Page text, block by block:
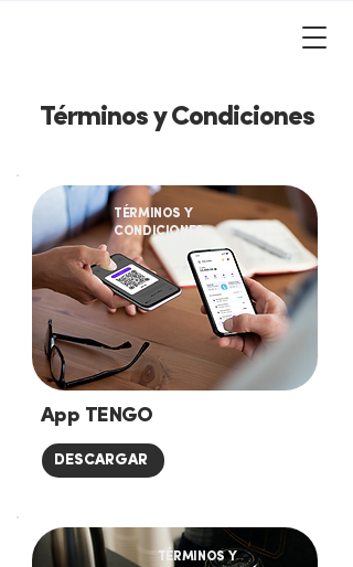
Términos y Condiciones
TÉRMINOS Y
CONDICIONES
App TENGO
DESCARGAR
TÉRMINOS Y